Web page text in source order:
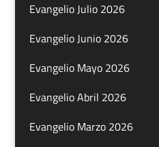
Evangelio Julio 2026
Evangelio Junio 2026
Evangelio Mayo 2026
Evangelio Abril 2026
Evangelio Marzo 2026